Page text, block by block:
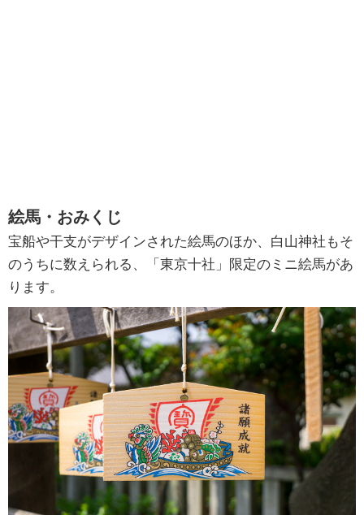
絵馬・おみくじ
宝船や干支がデザインされた絵馬のほか、白山神社もそ
のうちに数えられる、「東京十社」限定のミニ絵馬があ
ります。